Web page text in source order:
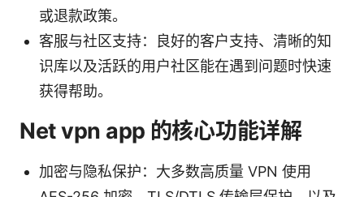
或退款政策。
客服与社区支持：良好的客户支持、清晰的知
识库以及活跃的用户社区能在遇到问题时快速
获得帮助。
Net vpn app 的核心功能详解
加密与隐私保护：大多数高质量 VPN 使用